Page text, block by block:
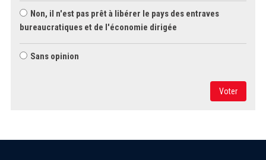
Non, il n'est pas prêt à libérer le pays des entraves
bureaucratiques et de l'économie dirigée
Sans opinion
Voter